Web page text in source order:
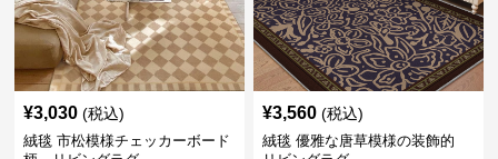
¥3,030 (税込)
絨毯 市松模様チェッカーボード
¥3,560 (税込)
絨毯 優雅な唐草模様の装飾的